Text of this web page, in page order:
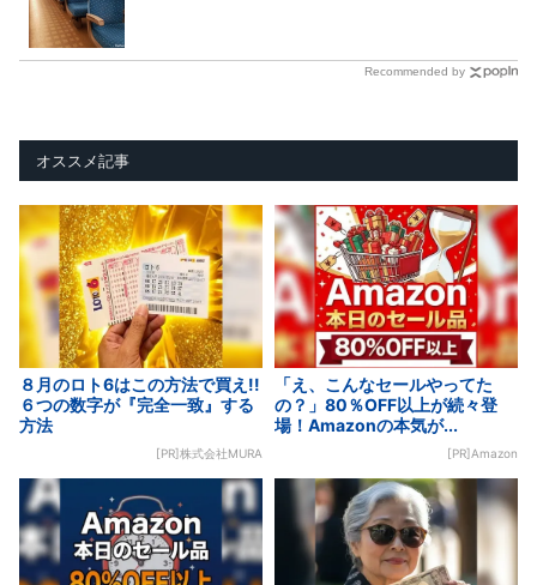
Recommended by
オススメ記事
８月のロト6はこの方法で買え!!
６つの数字が『完全一致』する
方法
[PR]株式会社MURA
「え、こんなセールやってた
の？」80％OFF以上が続々登
場！Amazonの本気が...
[PR]Amazon